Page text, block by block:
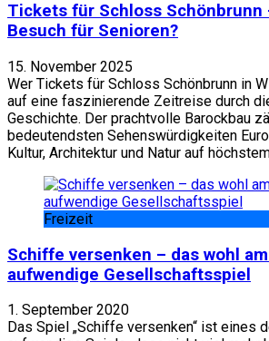
Tickets für Schloss Schönbrunn
Besuch für Senioren?
15. November 2025
Wer Tickets für Schloss Schönbrunn in
auf eine faszinierende Zeitreise durch
Geschichte. Der prachtvolle Barockbau
bedeutendsten Sehenswürdigkeiten
Kultur, Architektur und Natur auf
Freizeit
Schiffe versenken – das wohl
aufwendige Gesellschaftsspiel
1. September 2020
Das Spiel „Schiffe versenken“ ist eines